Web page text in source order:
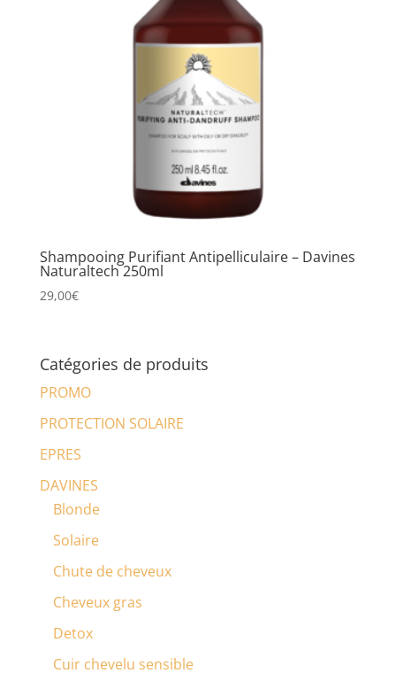
Shampooing Purifiant Antipelliculaire – Davines
Naturaltech 250ml
29,00€
Catégories de produits
PROMO
PROTECTION SOLAIRE
EPRES
DAVINES
Blonde
Solaire
Chute de cheveux
Cheveux gras
Detox
Cuir chevelu sensible